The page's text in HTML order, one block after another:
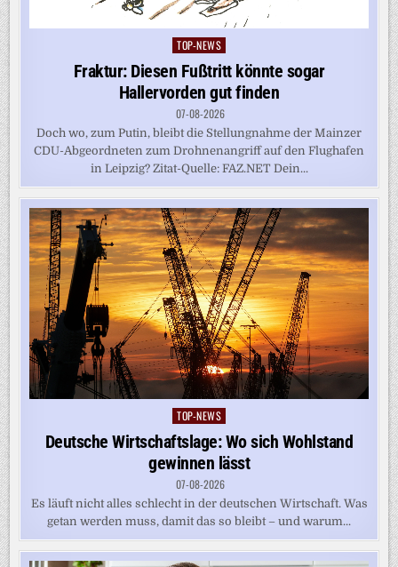
Posted
in
TOP-NEWS
Fraktur: Diesen Fußtritt könnte sogar
Hallervorden gut finden
07-08-2026
Doch wo, zum Putin, bleibt die Stellungnahme der Mainzer
CDU-Abgeordneten zum Drohnenangriff auf den Flughafen
in Leipzig? Zitat-Quelle: FAZ.NET Dein...
Posted
in
TOP-NEWS
Deutsche Wirtschaftslage: Wo sich Wohlstand
gewinnen lässt
07-08-2026
Es läuft nicht alles schlecht in der deutschen Wirtschaft. Was
getan werden muss, damit das so bleibt – und warum...